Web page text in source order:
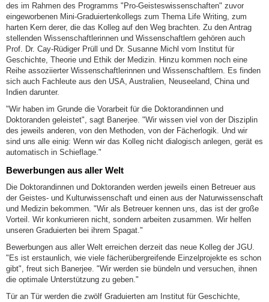
des im Rahmen des Programms "Pro-Geisteswissenschaften" zuvor
eingeworbenen Mini-Graduiertenkollegs zum Thema Life Writing, zum
harten Kern derer, die das Kolleg auf den Weg brachten. Zu den Antrag
stellenden Wissenschaftlerinnen und Wissenschaftlern gehören auch
Prof. Dr. Cay-Rüdiger Prüll und Dr. Susanne Michl vom Institut für
Geschichte, Theorie und Ethik der Medizin. Hinzu kommen noch eine
Reihe assoziierter Wissenschaftlerinnen und Wissenschaftlern. Es finden
sich auch Fachleute aus den USA, Australien, Neuseeland, China und
Indien darunter.
"Wir haben im Grunde die Vorarbeit für die Doktorandinnen und
Doktoranden geleistet", sagt Banerjee. "Wir wissen viel von der Disziplin
des jeweils anderen, von den Methoden, von der Fächerlogik. Und wir
sind uns alle einig: Wenn wir das Kolleg nicht dialogisch anlegen, gerät es
automatisch in Schieflage."
Bewerbungen aus aller Welt
Die Doktorandinnen und Doktoranden werden jeweils einen Betreuer aus
der Geistes- und Kulturwissenschaft und einen aus der Naturwissenschaft
und Medizin bekommen. "Wir als Betreuer kennen uns, das ist der große
Vorteil. Wir konkurrieren nicht, sondern arbeiten zusammen. Wir helfen
unseren Graduierten bei ihrem Spagat."
Bewerbungen aus aller Welt erreichen derzeit das neue Kolleg der JGU.
"Es ist erstaunlich, wie viele fächerübergreifende Einzelprojekte es schon
gibt", freut sich Banerjee. "Wir werden sie bündeln und versuchen, ihnen
die optimale Unterstützung zu geben."
Tür an Tür werden die zwölf Graduierten am Institut für Geschichte,